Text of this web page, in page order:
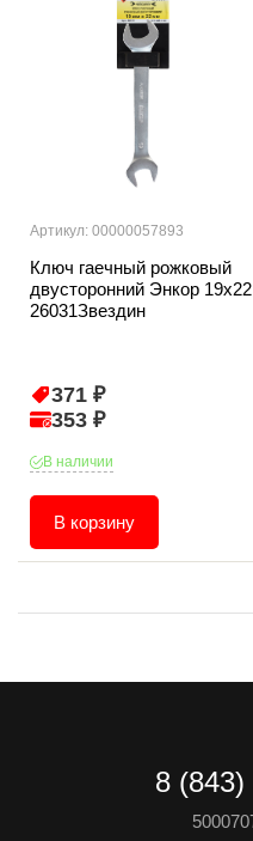
Артикул: 00000057893
Ключ гаечный рожковый
двусторонний Энкор 19х22
26031Звездин
371 ₽
353 ₽
В наличии
В корзину
8 (843)